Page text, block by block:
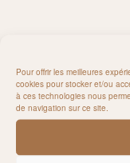
Pour offrir les meilleures
cookies pour stocker et/ou
à ces technologies nous
de navigation sur ce site.